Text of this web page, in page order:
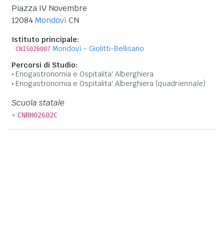
Piazza IV Novembre
12084Mondovì CN
Istituto principale:
CNIS026007 Mondovì - Giolitti-Bellisario
Percorsi di Studio:
Enogastronomia e Ospitalita' Alberghiera
Enogastronomia e Ospitalita' Alberghiera (quadriennale)
Scuola statale
» CNRH02602C